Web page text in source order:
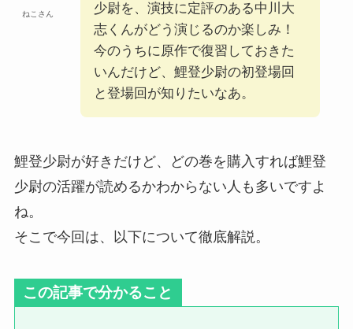
ねこさん
少尉を、演技に定評のある中川大
志くんがどう演じるのか楽しみ！
今のうちに原作で復習しておきた
いんだけど、鯉登少尉の初登場回
と登場回が知りたいなあ。
鯉登少尉が好きだけど、どの巻を購入すれば鯉登
少尉の活躍が読めるかわからない人も多いですよ
ね。
そこで今回は、以下について徹底解説。
この記事で分かること